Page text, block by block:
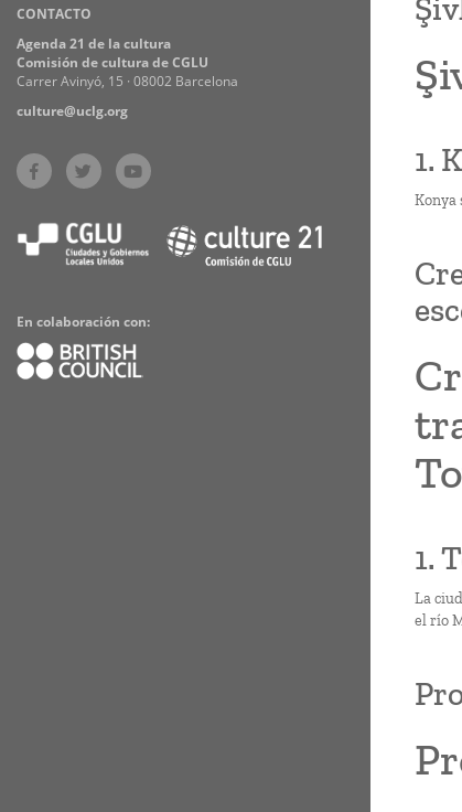
Practices
CONTACTO
Agenda 21 de la cultura
Comisión de cultura de CGLU
Carrer Avinyó, 15 · 08002 Barcelona
culture@uclg.org
En colaboración con:
1.
Konya
1.
La
el río